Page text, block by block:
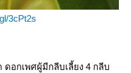
3cPt2s
อกเพศผู้มีกลีบเลี้ยง 4 กลีบ